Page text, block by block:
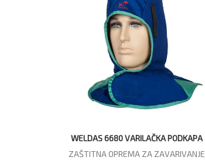
WELDAS 6680 VARILAČKA PODKAPA
ZAŠTITNA OPREMA ZA ZAVARIVANJE